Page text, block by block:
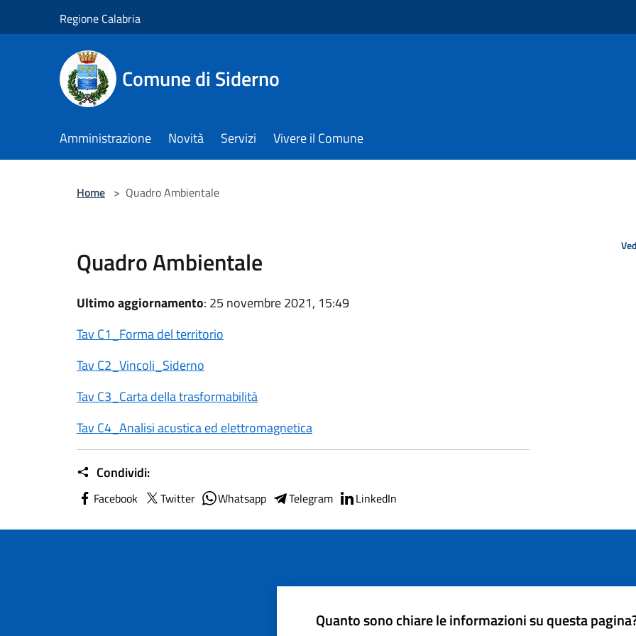
Regione Calabria
Comune di Siderno
Amministrazione Novità Servizi Vivere il Comune
Home > Quadro Ambientale
Quadro Ambientale
Ultimo aggiornamento: 25 novembre 2021, 15:49
Tav C1_Forma del territorio
Tav C2_Vincoli_Siderno
Tav C3_Carta della trasformabilità
Tav C4_Analisi acustica ed elettromagnetica
Condividi:
Facebook Twitter Whatsapp Telegram LinkedIn
Quanto sono chiare le informazioni su questa